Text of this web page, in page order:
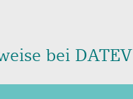
bei DATEV